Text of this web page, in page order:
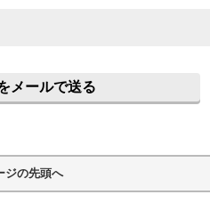
メールで送る
ジの先頭へ